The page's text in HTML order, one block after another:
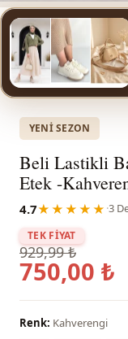
YENI SEZON
Beli Lastikli
Etek -
4.7★★★★★ ·3
TEK FİYAT
929,99 ₺
750,00 ₺
Renk: Kahverengi